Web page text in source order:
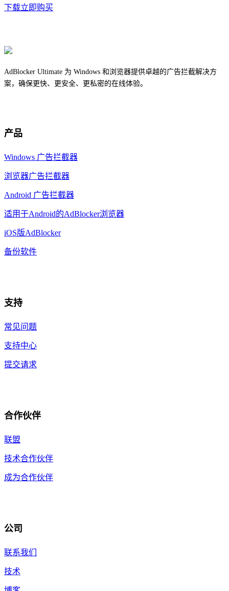
下载立即购买
AdBlocker Ultimate 为 Windows 和浏览器提供卓越的广告拦截解决方
案，确保更快、更安全、更私密的在线体验。
产品
Windows 广告拦截器
浏览器广告拦截器
Android 广告拦截器
适用于Android的AdBlocker浏览器
iOS版AdBlocker
备份软件
支持
常见问题
支持中心
提交请求
合作伙伴
联盟
技术合作伙伴
成为合作伙伴
公司
联系我们
技术